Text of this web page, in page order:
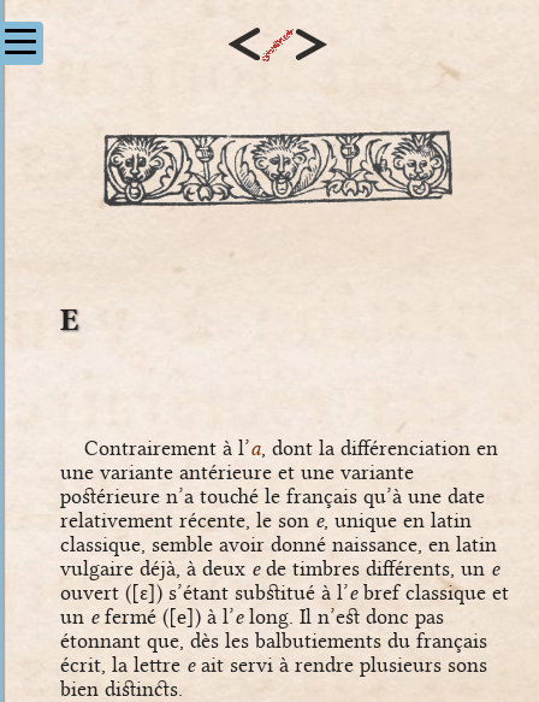
E
Contrairement à l’a , dont la différenciation en
une variante antérieure et une variante
postérieure n’a touché le français qu’à une date
relativement récente, le son e, unique en latin
classique, semble avoir donné naissance, en latin
vulgaire déjà, à deux ede timbres différents, un e
ouvert ([ɛ]) s’étant substitué à l’ebref classique et
un efermé ([e]) à l’elong. Il n’est donc pas
étonnant que, dès les balbutiements du français
écrit, la lettre eait servi à rendre plusieurs sons
bien distincts.